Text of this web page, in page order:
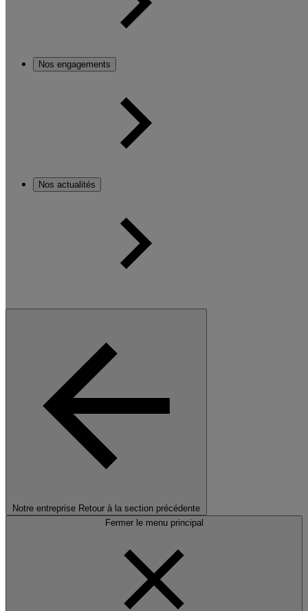
Nos engagements
Nos actualités
Notre entreprise Retour à la section précédente
Fermer le menu principal